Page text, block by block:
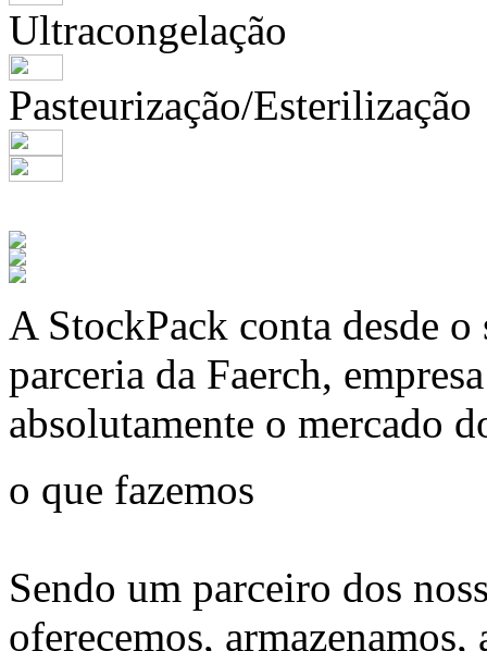
Ultracongelação
Pasteurização/Esterilização
A StockPack conta desde
parceria da Faerch,
absolutamente o mercado
o que fazemos
Sendo um parceiro dos
oferecemos, armazenamos,